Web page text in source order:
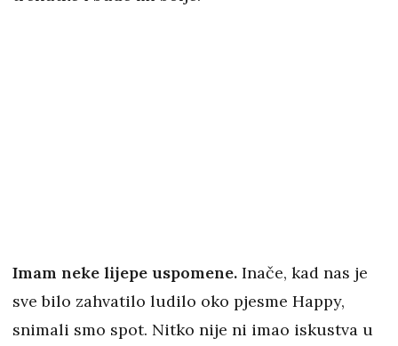
Imam neke lijepe uspomene. Inače, kad nas je
sve bilo zahvatilo ludilo oko pjesme Happy,
snimali smo spot. Nitko nije ni imao iskustva u